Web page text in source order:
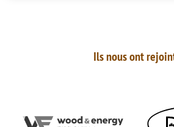
Ils nous ont